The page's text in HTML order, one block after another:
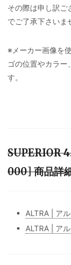
その際は申し訳ご
でご了承下さいま
※メーカー画像を
ゴの位置やカラー
す。
SUPERIOR
000] 商品詳
ALTRA | ア
ALTRA | ア